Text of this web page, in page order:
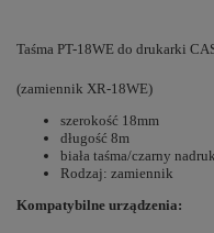
Taśma PT-18WE do drukarki
(zamiennik XR-18WE)
szerokość 18mm
długość 8m
biała taśma/czarny nadruk
Rodzaj: zamiennik
Kompatybilne urządzenia: